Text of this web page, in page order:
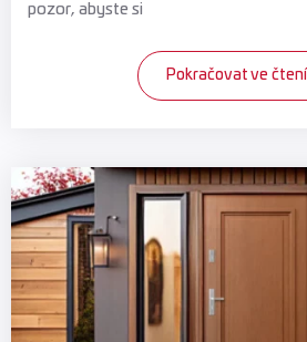
pozor, abyste si
Pokračovat ve čtení